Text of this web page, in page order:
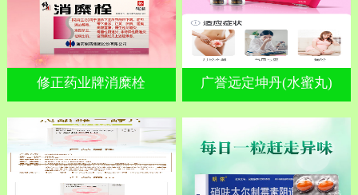
修正药业牌消糜栓 广誉远定坤丹(水蜜丸)